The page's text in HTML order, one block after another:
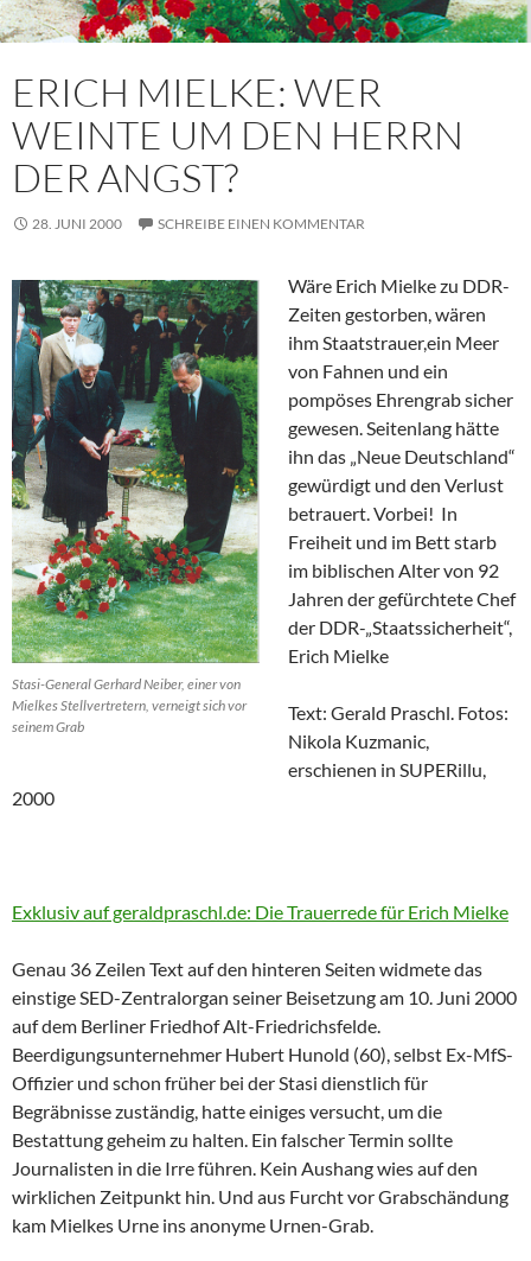
ERICH MIELKE: WER
WEINTE UM DEN HERRN
DER ANGST?
28. JUNI 2000 SCHREIBE EINEN KOMMENTAR
Stasi-General Gerhard Neiber, einer von
Mielkes Stellvertretern, verneigt sich vor
seinem Grab
Wäre Erich Mielke zu DDR-
Zeiten gestorben, wären
ihm Staatstrauer,ein Meer
von Fahnen und ein
pompöses Ehrengrab sicher
gewesen. Seitenlang hätte
ihn das „Neue Deutschland“
gewürdigt und den Verlust
betrauert. Vorbei! In
Freiheit und im Bett starb
im biblischen Alter von 92
Jahren der gefürchtete Chef
der DDR-„Staatssicherheit“,
Erich Mielke
Text: Gerald Praschl. Fotos:
Nikola Kuzmanic,
erschienen in SUPERillu,
2000
Exklusiv auf geraldpraschl.de: Die Trauerrede für Erich Mielke
Genau 36 Zeilen Text auf den hinteren Seiten widmete das
einstige SED-Zentralorgan seiner Beisetzung am 10. Juni 2000
auf dem Berliner Friedhof Alt-Friedrichsfelde.
Beerdigungsunternehmer Hubert Hunold (60), selbst Ex-MfS-
Offizier und schon früher bei der Stasi dienstlich für
Begräbnisse zuständig, hatte einiges versucht, um die
Bestattung geheim zu halten. Ein falscher Termin sollte
Journalisten in die Irre führen. Kein Aushang wies auf den
wirklichen Zeitpunkt hin. Und aus Furcht vor Grabschändung
kam Mielkes Urne ins anonyme Urnen-Grab.